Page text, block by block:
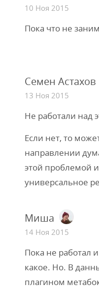
10 Ноя 2015
Пока что не
Семен Астахов
13 Ноя 2015
Не работали над
Если нет, то
направлении
этой проблемой
универсальное
Миша
14 Ноя 2015
Пока не работал
какое. Но. В
плагином